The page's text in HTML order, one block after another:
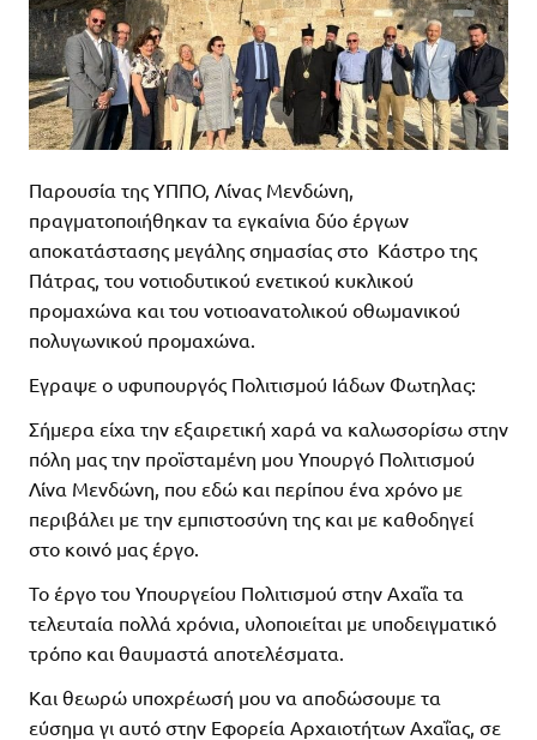
Παρουσία της ΥΠΠΟ, Λίνας Μενδώνη,
πραγματοποιήθηκαν τα εγκαίνια δύο έργων
αποκατάστασης μεγάλης σημασίας στο Κάστρο της
Πάτρας, του νοτιοδυτικού ενετικού κυκλικού
προμαχώνα και του νοτιοανατολικού οθωμανικού
πολυγωνικού προμαχώνα.
Εγραψε ο υφυπουργός Πολιτισμού Ιάδων Φωτηλας:
Σήμερα είχα την εξαιρετική χαρά να καλωσορίσω στην
πόλη μας την προϊσταμένη μου Υπουργό Πολιτισμού
Λίνα Μενδώνη, που εδώ και περίπου ένα χρόνο με
περιβάλει με την εμπιστοσύνη της και με καθοδηγεί
στο κοινό μας έργο.
Το έργο του Υπουργείου Πολιτισμού στην Αχαΐα τα
τελευταία πολλά χρόνια, υλοποιείται με υποδειγματικό
τρόπο και θαυμαστά αποτελέσματα.
Και θεωρώ υποχρέωσή μου να αποδώσουμε τα
εύσημα γι αυτό στην Εφορεία Αρχαιοτήτων Αχαΐας, σε